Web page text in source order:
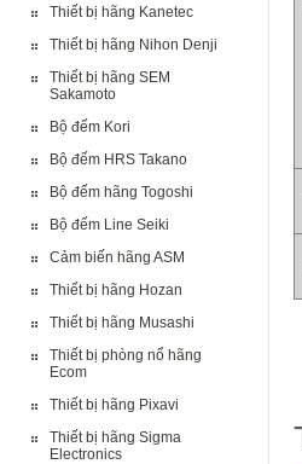
Thiết bị hãng Kanetec
Thiết bị hãng Nihon Denji
Thiết bị hãng SEM
Sakamoto
Bộ đếm Kori
Bộ đếm HRS Takano
Bộ đếm hãng Togoshi
Bộ đếm Line Seiki
Cảm biến hãng ASM
Thiết bị hãng Hozan
Thiết bị hãng Musashi
Thiết bị phòng nổ hãng
Ecom
Thiết bị hãng Pixavi
Thiết bị hãng Sigma
Electronics